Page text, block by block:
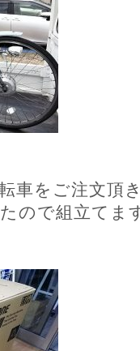
車をご注文頂
ので組立てま